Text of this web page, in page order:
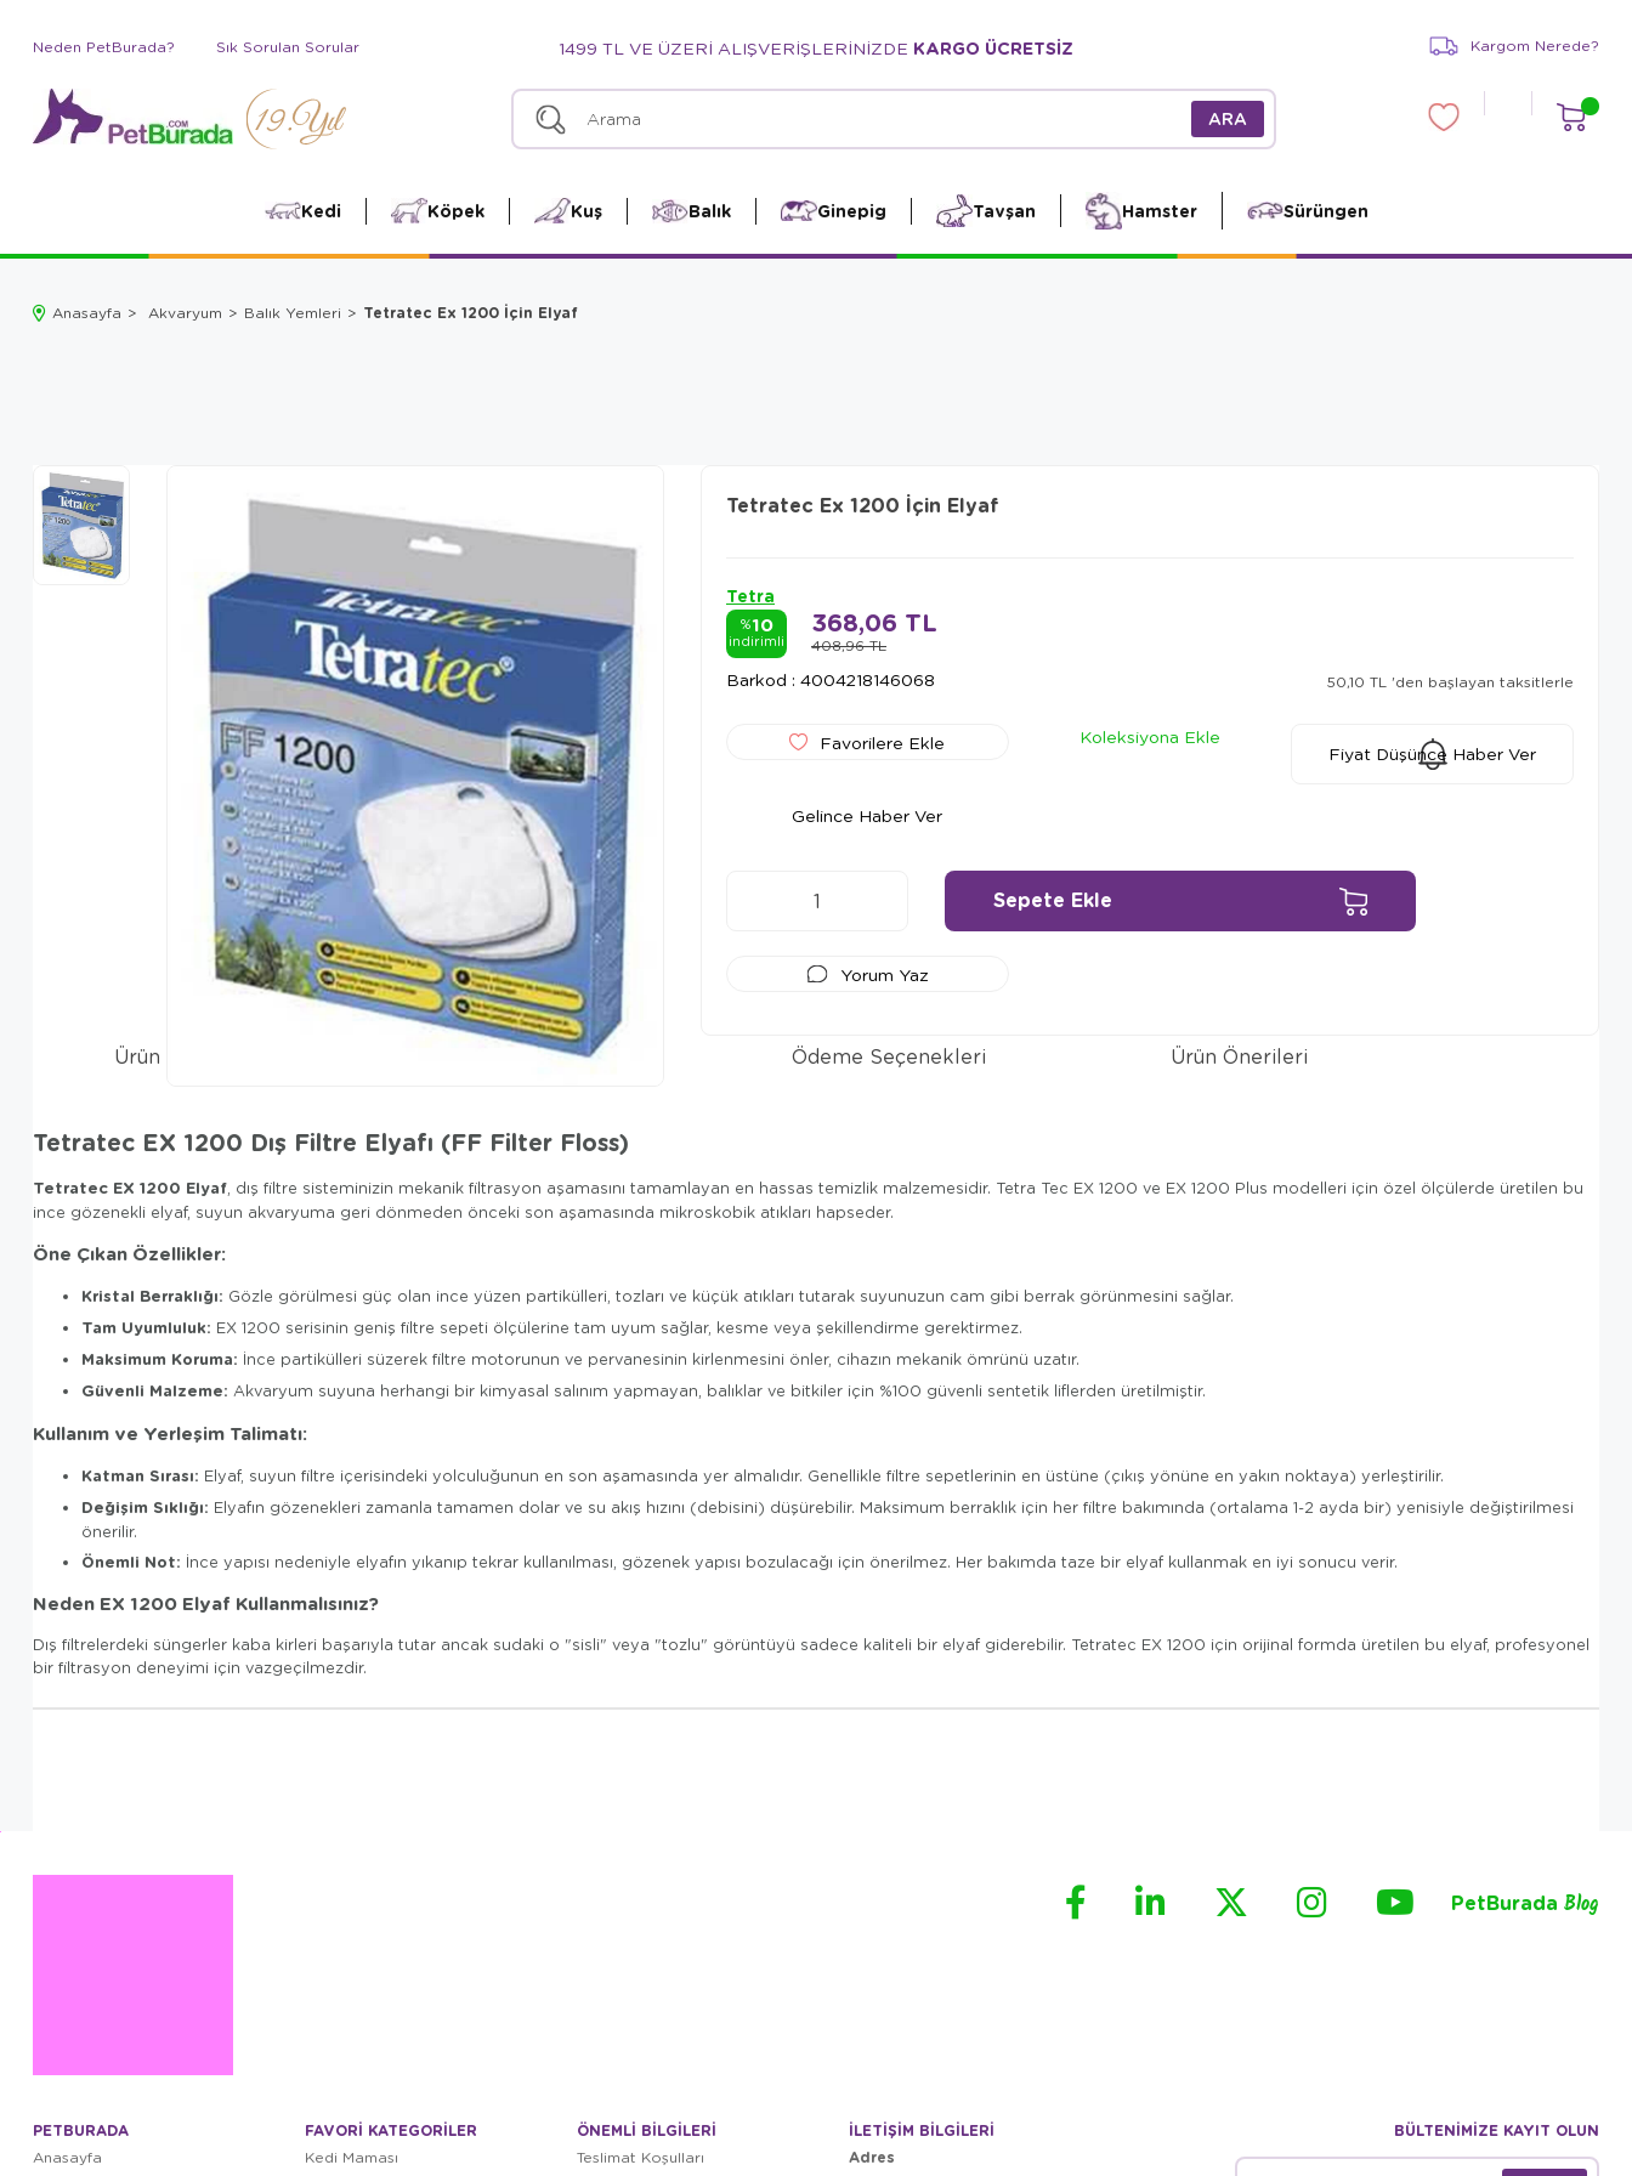
Neden PetBurada? Sık Sorulan Sorular 1499 TL VE ÜZERİ ALIŞVERİŞLERİNİZDE KARGO ÜCRETSİZ Kargom Nerede?
Kedi Köpek Kuş Balık Ginepig Tavşan Hamster Sürüngen
Anasayfa Akvaryum Balık Yemleri Tetratec Ex 1200 İçin Elyaf
Tetratec Ex 1200 İçin Elyaf
Tetra
%10
indirimli 408,96 TL
368,06 TL
Barkod : 4004218146068 50,10 TL 'den başlayan taksitlerle
Favorilere Ekle
Koleksiyona Ekle
Fiyat Düşünce Haber Ver
Gelince Haber Ver
Yorum Yaz
Ürün Özellikleri Yorumlar(0) Ödeme Seçenekleri Ürün Önerileri
Tetratec EX 1200 Dış Filtre Elyafı (FF Filter Floss)
Tetratec EX 1200 Elyaf, dış filtre sisteminizin mekanik filtrasyon aşamasını tamamlayan en hassas temizlik malzemesidir. Tetra Tec EX 1200 ve EX 1200 Plus modelleri için özel ölçülerde üretilen bu
ince gözenekli elyaf, suyun akvaryuma geri dönmeden önceki son aşamasında mikroskobik atıkları hapseder.
Öne Çıkan Özellikler:
Kristal Berraklığı: Gözle görülmesi güç olan ince yüzen partikülleri, tozları ve küçük atıkları tutarak suyunuzun cam gibi berrak görünmesini sağlar.
Tam Uyumluluk: EX 1200 serisinin geniş filtre sepeti ölçülerine tam uyum sağlar, kesme veya şekillendirme gerektirmez.
Maksimum Koruma: İnce partikülleri süzerek filtre motorunun ve pervanesinin kirlenmesini önler, cihazın mekanik ömrünü uzatır.
Güvenli Malzeme: Akvaryum suyuna herhangi bir kimyasal salınım yapmayan, balıklar ve bitkiler için %100 güvenli sentetik liflerden üretilmiştir.
Kullanım ve Yerleşim Talimatı:
Katman Sırası: Elyaf, suyun filtre içerisindeki yolculuğunun en son aşamasında yer almalıdır. Genellikle filtre sepetlerinin en üstüne (çıkış yönüne en yakın noktaya) yerleştirilir.
Değişim Sıklığı: Elyafın gözenekleri zamanla tamamen dolar ve su akış hızını (debisini) düşürebilir. Maksimum berraklık için her filtre bakımında (ortalama 1-2 ayda bir) yenisiyle değiştirilmesi
önerilir.
Önemli Not: İnce yapısı nedeniyle elyafın yıkanıp tekrar kullanılması, gözenek yapısı bozulacağı için önerilmez. Her bakımda taze bir elyaf kullanmak en iyi sonucu verir.
Neden EX 1200 Elyaf Kullanmalısınız?
Dış filtrelerdeki süngerler kaba kirleri başarıyla tutar ancak sudaki o "sisli" veya "tozlu" görüntüyü sadece kaliteli bir elyaf giderebilir. Tetratec EX 1200 için orijinal formda üretilen bu elyaf, profesyonel
bir filtrasyon deneyimi için vazgeçilmezdir.
PetBurada Blog
PETBURADA
Anasayfa
FAVORİ KATEGORİLER
Kedi Maması
ÖNEMLİ BİLGİLERİ
Teslimat Koşulları
İLETİŞİM BİLGİLERİ
Adres
BÜLTENİMİZE KAYIT OLUN